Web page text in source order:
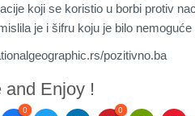
koji se koristio u borbi protiv
je i šifru koju je bilo nemoguće
pozitivno.ba
and Enjoy !
0 0